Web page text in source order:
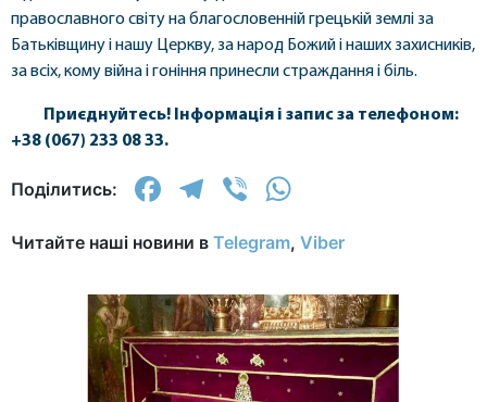
православного світу на благословенній грецькій землі за
Батьківщину і нашу Церкву, за народ Божий і наших захисників,
за всіх, кому війна і гоніння принесли страждання і біль.
Приєднуйтесь! Інформація і запис за телефоном:
+38 (067) 233 08 33.
Поділитись: Facebook
Telegram
Viber
Читайте наші новини в Telegram, Viber